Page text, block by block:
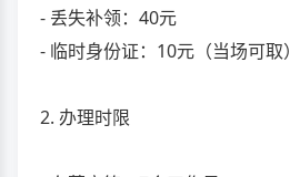
- 丢失补领：40元
- 临时身份证：10元（当场可取）
2. 办理时限